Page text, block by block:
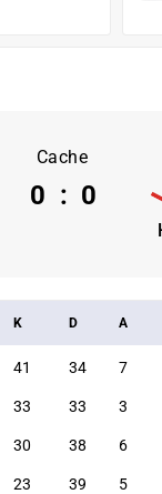
Cache
0 : 0
K D A
41 34 7
33 33 3
30 38 6
23 39 5